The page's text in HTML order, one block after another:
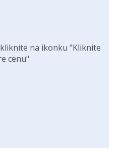
na ikonku "Kliknite
cenu"